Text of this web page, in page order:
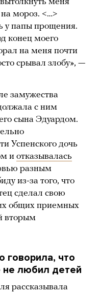
мороз. <…>
у папы прощения.
конец моего
на меня почти
срывал злобу», —
замужества
с ним
сына Эдуардом.
Успенского дочь
и отказывалась
разным
из-за того, что
сделал свою
общих приемных
вторым
говорила, что
не любил детей
рассказывала